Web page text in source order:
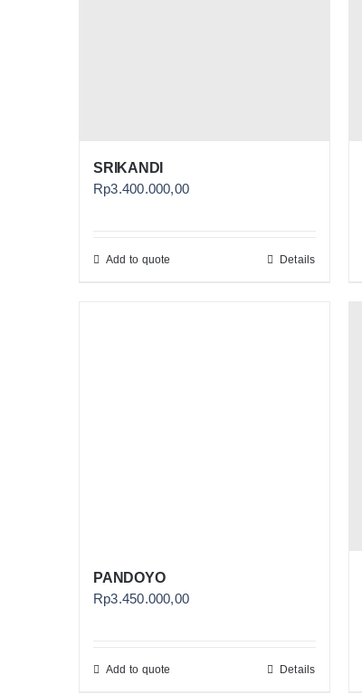
SRIKANDI
Rp3.400.000,00
Add to quote Details
PANDOYO
Rp3.450.000,00
Add to quote Details